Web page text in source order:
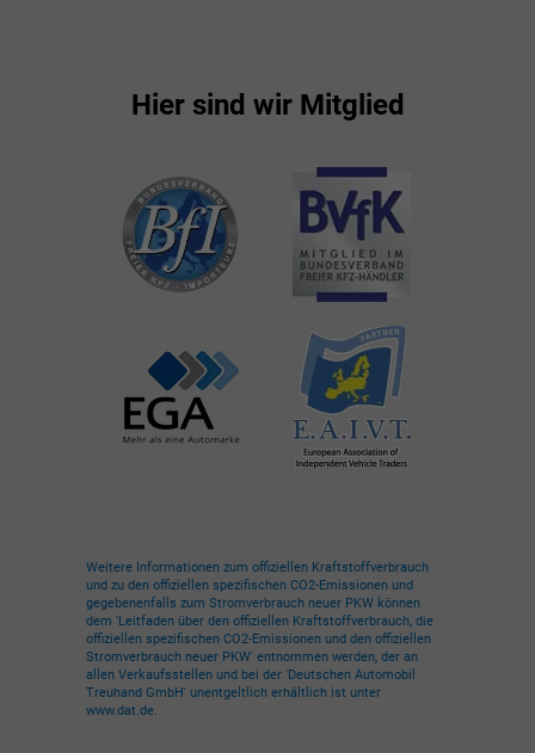
Hier sind wir Mitglied
Weitere Informationen zum offiziellen Kraftstoffverbrauch
und zu den offiziellen spezifischen CO2-Emissionen und
gegebenenfalls zum Stromverbrauch neuer PKW können
dem 'Leitfaden über den offiziellen Kraftstoffverbrauch, die
offiziellen spezifischen CO2-Emissionen und den offiziellen
Stromverbrauch neuer PKW' entnommen werden, der an
allen Verkaufsstellen und bei der 'Deutschen Automobil
Treuhand GmbH' unentgeltlich erhältlich ist unter
www.dat.de.